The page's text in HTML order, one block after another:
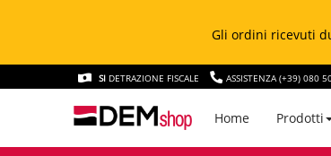
Gli ordini ricevuti
SI DETRAZIONE FISCALE ASSISTENZA (+39) 080
Home Prodotti